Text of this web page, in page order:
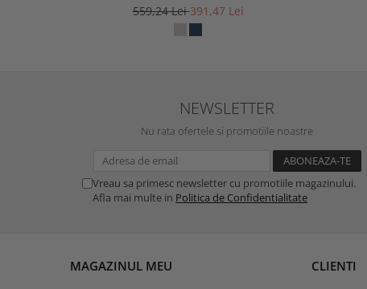
559,24 Lei391,47 Lei
NEWSLETTER
Nu rata ofertele si promotiile noastre
Vreau sa primesc newsletter cu promotiile magazinului.
Afla mai multe in Politica de Confidentialitate
MAGAZINUL MEU CLIENTI